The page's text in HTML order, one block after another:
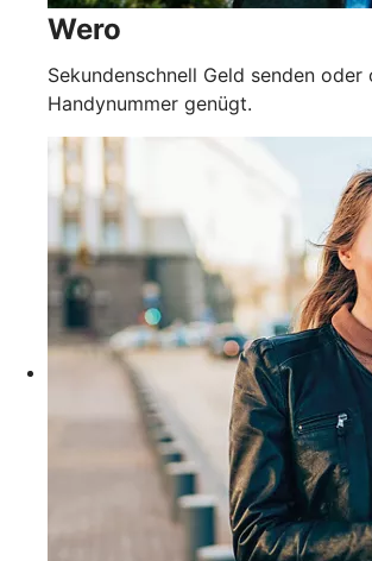
Wero
Sekundenschnell Geld senden oder
Handynummer genügt.